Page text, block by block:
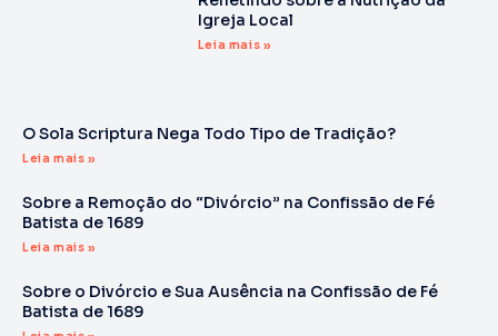
Igreja Local
Leia mais »
O Sola Scriptura Nega Todo Tipo de Tradição?
Leia mais »
Sobre a Remoção do “Divórcio” na Confissão de Fé
Batista de 1689
Leia mais »
Sobre o Divórcio e Sua Ausência na Confissão de Fé
Batista de 1689